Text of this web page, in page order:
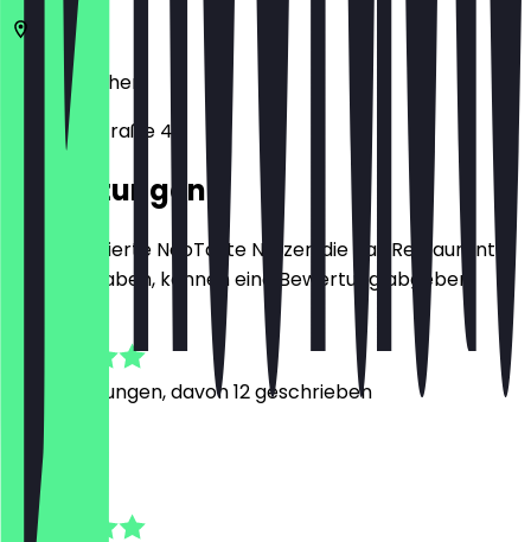
52062 Aachen
Adalbertstraße 48
Bewertungen
Nur registrierte NeoTaste Nutzer, die das Restaurant
besucht haben, können eine Bewertung abgeben.
Bewertungen, davon 12 geschrieben